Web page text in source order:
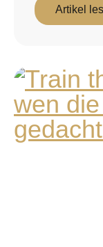
Artikel